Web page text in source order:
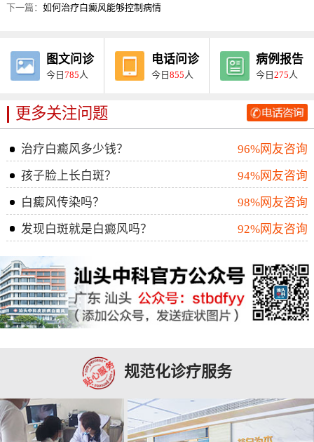
下一篇：如何治疗白癜风能够控制病情
图文问诊
今日785 人
电话问诊
今日855 人
病例报告
今日275 人
更多关注问题
治疗白癜风多少钱？
96%网友咨询
孩子脸上长白斑？
94%网友咨询
白癜风传染吗？
98%网友咨询
发现白斑就是白癜风吗？
92%网友咨询
规范化诊疗服务